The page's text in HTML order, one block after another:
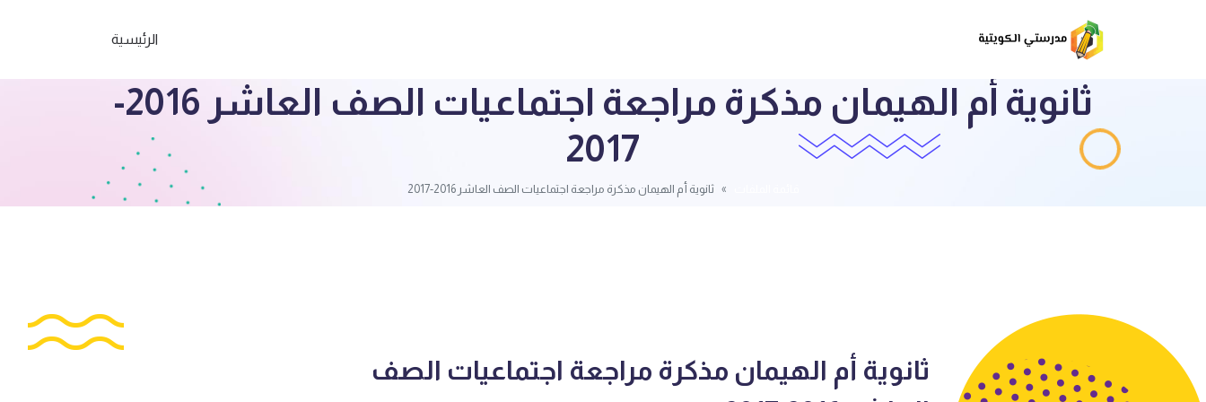
الرئيسية
ثانوية أم الهيمان مذكرة مراجعة اجتماعيات الصف العاشر 2016-
2017
ثانوية أم الهيمان مذكرة مراجعة اجتماعيات الصف العاشر 2016-2017
ثانوية أم الهيمان مذكرة مراجعة اجتماعيات الصف